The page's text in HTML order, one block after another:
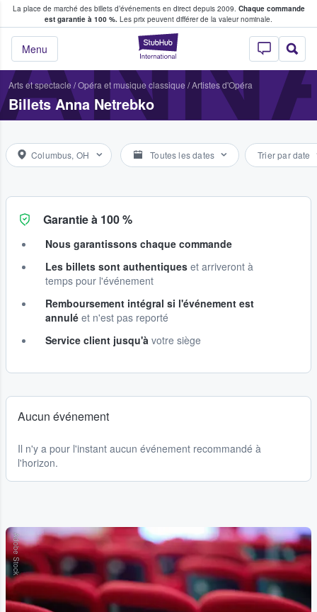
La place de marché des billets d’événements en direct depuis 2009. Chaque commande
est garantie à 100 %. Les prix peuvent différer de la valeur nominale.
StubHub - Où
Menu
fans achètent et vendent des billets
Arts et spectacle /Opéra et musique classique /Artistes d'Opéra
Billets Anna Netrebko
Columbus, OH Toutes les dates Trier par date
Garantie à 100 %
Nous garantissons chaque commande
Les billets sont authentiques et arriveront à
temps pour l'événement
Remboursement intégral si l'événement est
annulé et n'est pas reporté
Service client jusqu'à votre siège
Aucun événement
Il n'y a pour l'instant aucun événement recommandé à
l'horizon.
Adobe Stock